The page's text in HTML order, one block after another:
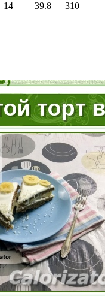
14 39.8 310